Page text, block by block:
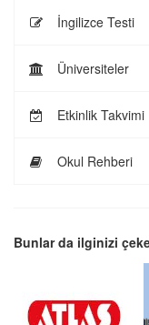
İngilizce Testi
Üniversiteler
Etkinlik Takvimi
Okul Rehberi
Bunlar da ilginizi